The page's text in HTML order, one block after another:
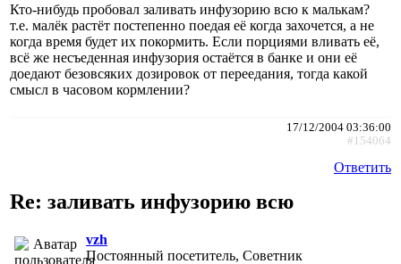
Кто-нибудь пробовал заливать инфузорию всю к малькам?
т.е. малёк растёт постепенно поедая её когда захочется, а не
когда время будет их покормить. Если порциями вливать её,
всё же несъеденная инфузория остаётся в банке и они её
доедают безовсяких дозировок от переедания, тогда какой
смысл в часовом кормлении?
17/12/2004 03:36:00
#154064
Ответить
Re: заливать инфузорию всю
vzh
Постоянный посетитель, Советник